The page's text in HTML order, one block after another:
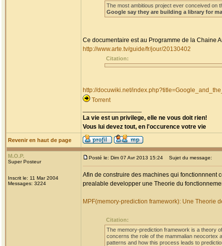
The most ambitious project ever conceived on
Google say they are building a library for
Ce documentaire est au Programme de la Chaine
http://www.arte.tv/guide/fr/jour/20130402
Citation:
http://docuwiki.net/
Torrent
La vie est un privilege, elle ne vous doit rien!
Vous lui devez tout, en l'occurence votre vie
Revenir en haut de page
M.O.P.
Super Posteur
Inscrit le: 11 Mar 2004
Messages: 3224
Posté le: Dim 07 Avr 2013 15:24 Sujet du message:
Afin de construire des machines qui fonctionnnent
prealable developper une Theorie du
MPF(memory-prediction framework): Une Theorie
Citation:
The memory-prediction framework is a theory
concerns the role of the mammalian neocortex
patterns and how this process leads to